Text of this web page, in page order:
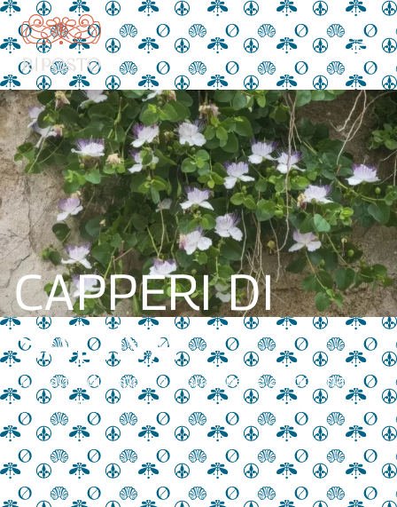
CAPPERI DI
SALINA
La pianta di cappero è una specie autoctona
delle isole Eolie.